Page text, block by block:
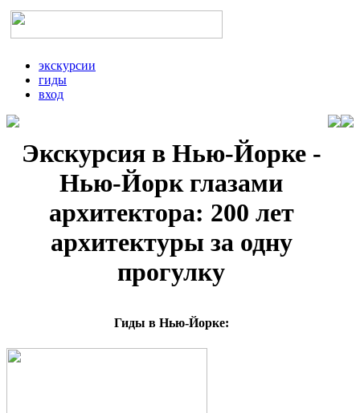
экскурсии
гиды
вход
Экскурсия в Нью-Йорке -
Нью-Йорк глазами
архитектора: 200 лет
архитектуры за одну
прогулку
Гиды в Нью-Йорке: